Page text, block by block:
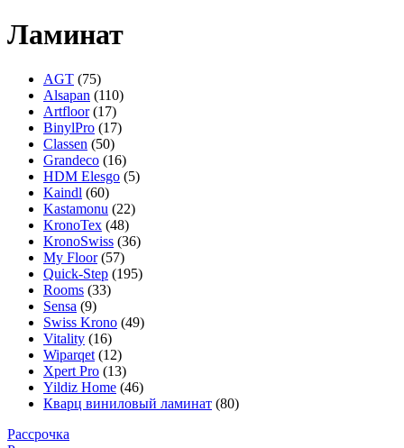
Ламинат
AGT (75)
Alsapan (110)
Artfloor (17)
BinylPro (17)
Classen (50)
Grandeco (16)
HDM Elesgo (5)
Kaindl (60)
Kastamonu (22)
KronoTex (48)
KronoSwiss (36)
My Floor (57)
Quick-Step (195)
Rooms (33)
Sensa (9)
Swiss Krono (49)
Vitality (16)
Wiparqet (12)
Xpert Pro (13)
Yildiz Home (46)
Кварц виниловый ламинат (80)
Рассрочка